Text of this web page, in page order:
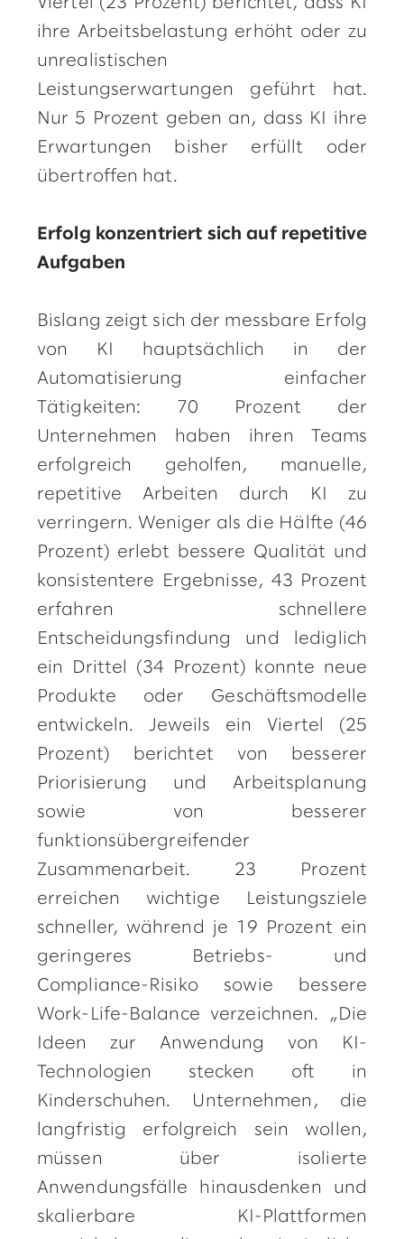
ihre Arbeitsbelastung erhöht oder zu
unrealistischen
Leistungserwartungen geführt hat.
Nur 5 Prozent geben an, dass KI ihre
Erwartungen bisher erfüllt oder
übertroffen hat.
Erfolg konzentriert sich auf repetitive
Aufgaben
Bislang zeigt sich der messbare Erfolg
von KI hauptsächlich in der
Automatisierung einfacher
Tätigkeiten: 70 Prozent der
Unternehmen haben ihren Teams
erfolgreich geholfen, manuelle,
repetitive Arbeiten durch KI zu
verringern. Weniger als die Hälfte (46
Prozent) erlebt bessere Qualität und
konsistentere Ergebnisse, 43 Prozent
erfahren schnellere
Entscheidungsfindung und lediglich
ein Drittel (34 Prozent) konnte neue
Produkte oder Geschäftsmodelle
entwickeln. Jeweils ein Viertel (25
Prozent) berichtet von besserer
Priorisierung und Arbeitsplanung
sowie von besserer
funktionsübergreifender
Zusammenarbeit. 23 Prozent
erreichen wichtige Leistungsziele
schneller, während je 19 Prozent ein
geringeres Betriebs- und
Compliance-Risiko sowie bessere
Work-Life-Balance verzeichnen. „Die
Ideen zur Anwendung von KI-
Technologien stecken oft in
Kinderschuhen. Unternehmen, die
langfristig erfolgreich sein wollen,
müssen über isolierte
Anwendungsfälle hinausdenken und
skalierbare KI-Plattformen